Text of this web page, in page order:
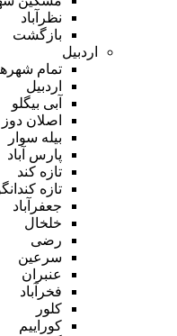
نظرآباد
بازگشت
اردبیل
تمام
اردبیل
آبی بیگلو
اصلان دوز
بیله سوار
پارس آباد
تازه کند
تازه
جعفرآباد
خلخال
رضی
سرعین
عنبران
فخرآباد
کلور
کوراییم